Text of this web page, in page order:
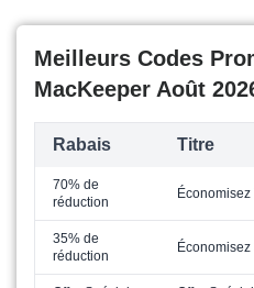
Meilleurs Codes
MacKeeper Août
Rabais Titre
70% de
réduction
35% de
réduction